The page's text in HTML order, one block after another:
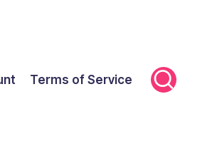
Terms of Service